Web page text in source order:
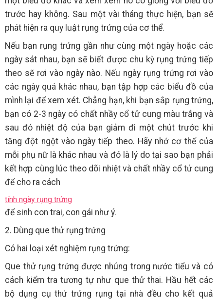
trước hay không. Sau một vài tháng thực hiện, bạn sẽ
phát hiện ra quy luật rụng trứng của cơ thể.
Nếu bạn rụng trứng gần như cùng một ngày hoặc các
ngày sát nhau, bạn sẽ biết được chu kỳ rụng trứng tiếp
theo sẽ rơi vào ngày nào. Nếu ngày rụng trứng rơi vào
các ngày quá khác nhau, bạn tập hợp các biểu đồ của
mình lại để xem xét. Chẳng hạn, khi bạn sắp rụng trứng,
bạn có 2-3 ngày có chất nhầy cổ tử cung màu trắng và
sau đó nhiệt độ của bạn giảm đi một chút trước khi
tăng đột ngột vào ngày tiếp theo. Hãy nhớ cơ thể của
mỗi phụ nữ là khác nhau và đó là lý do tại sao bạn phải
kết hợp cùng lúc theo dõi nhiệt và chất nhầy cổ tử cung
để cho ra cách
tính ngày rụng trứng
để sinh con trai, con gái như ý.
2. Dùng que thử rụng trứng
Có hai loại xét nghiệm rụng trứng:
Que thử rụng trứng được nhúng trong nước tiểu và có
cách kiểm tra tương tự như que thử thai. Hầu hết các
bộ dụng cụ thử trứng rụng tại nhà đều cho kết quả